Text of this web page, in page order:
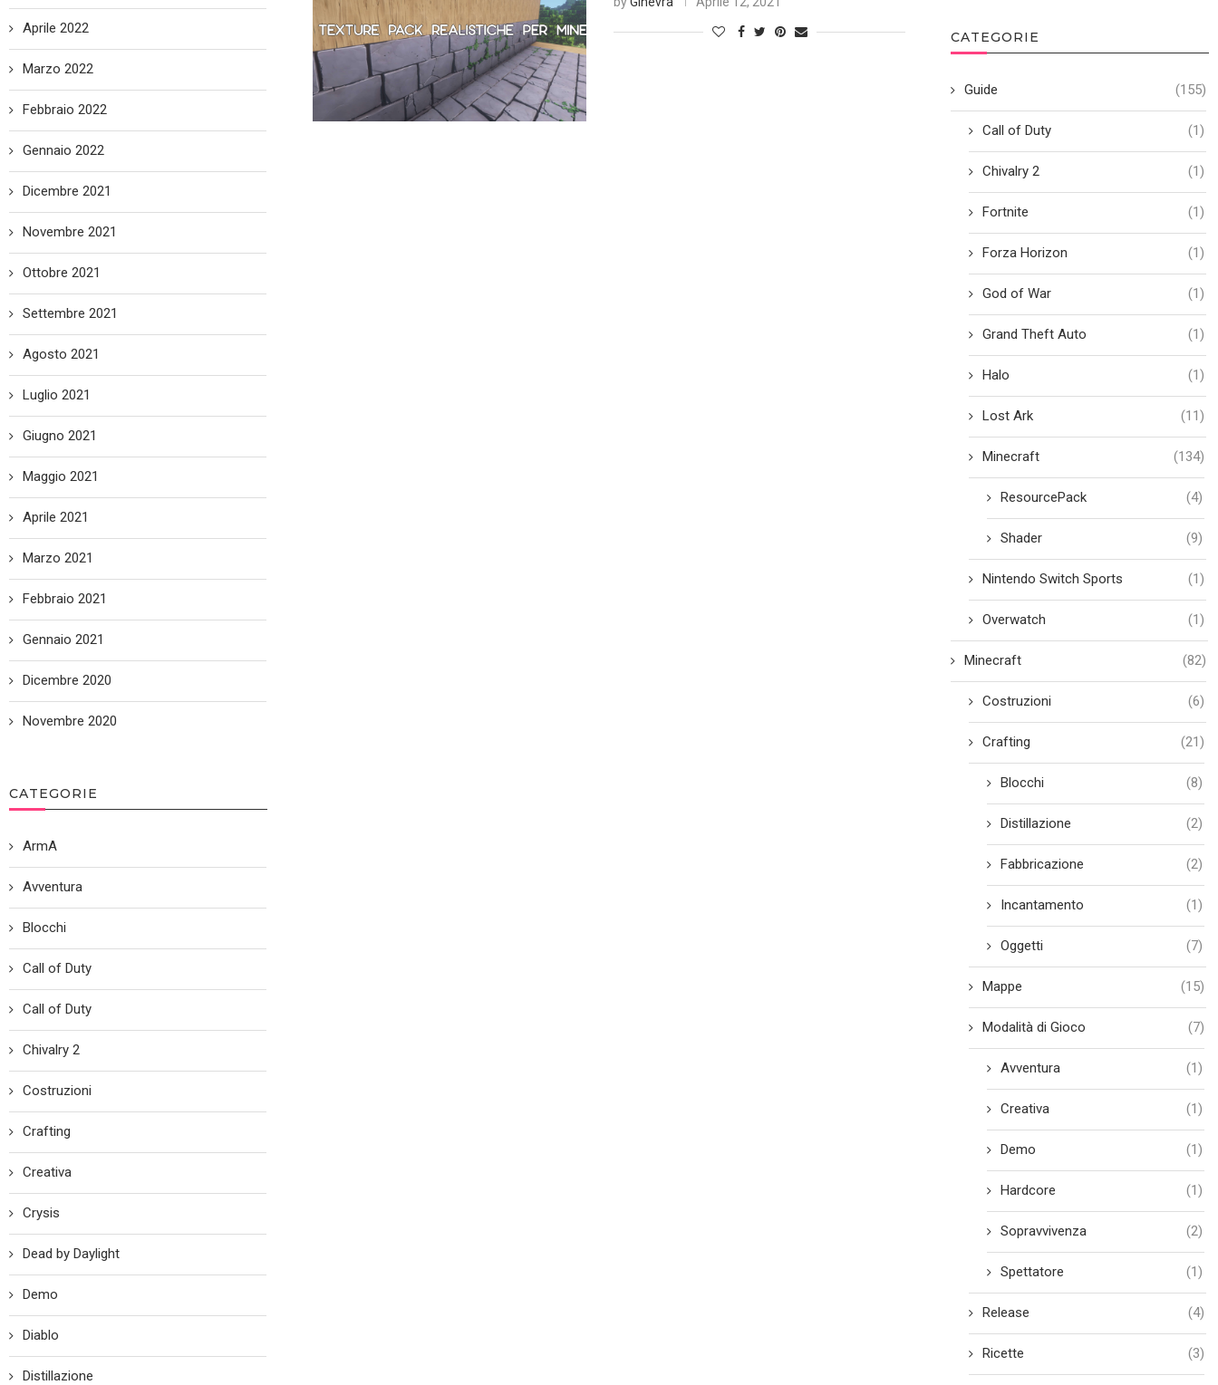
CATEGORIE
Guide (155)
Call of Duty (1)
Chivalry 2 (1)
Fortnite (1)
Forza Horizon (1)
God of War (1)
Grand Theft Auto (1)
Halo (1)
Lost Ark (11)
Minecraft (134)
ResourcePack (4)
Shader (9)
Nintendo Switch Sports (1)
Overwatch (1)
Minecraft (82)
Costruzioni (6)
Crafting (21)
Blocchi (8)
Distillazione (2)
Fabbricazione (2)
Incantamento (1)
Oggetti (7)
Mappe (15)
Modalità di Gioco (7)
Avventura (1)
Creativa (1)
Demo (1)
Hardcore (1)
Sopravvivenza (2)
Spettatore (1)
Release (4)
Ricette (3)
Aprile 2022
Marzo 2022
Febbraio 2022
Gennaio 2022
Dicembre 2021
Novembre 2021
Ottobre 2021
Settembre 2021
Agosto 2021
Luglio 2021
Giugno 2021
Maggio 2021
Aprile 2021
Marzo 2021
Febbraio 2021
Gennaio 2021
Dicembre 2020
Novembre 2020
CATEGORIE
ArmA
Avventura
Blocchi
Call of Duty
Call of Duty
Chivalry 2
Costruzioni
Crafting
Creativa
Crysis
Dead by Daylight
Demo
Diablo
Distillazione